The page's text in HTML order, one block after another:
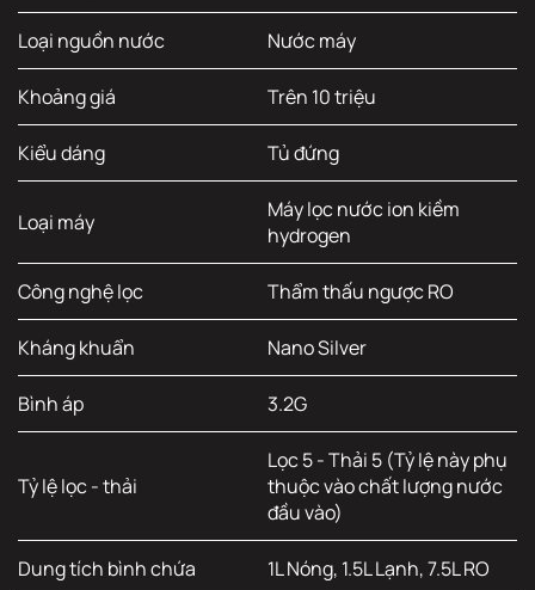
Loại nguồn nước Nước máy
Khoảng giá Trên 10 triệu
Kiểu dáng Tủ đứng
Loại máy
Máy lọc nước ion kiềm
hydrogen
Công nghệ lọc Thẩm thấu ngược RO
Kháng khuẩn Nano Silver
Bình áp 3.2G
Tỷ lệ lọc - thải
Lọc 5 - Thải 5 (Tỷ lệ này phụ
thuộc vào chất lượng nước
đầu vào)
Dung tích bình chứa 1L Nóng, 1.5L Lạnh, 7.5L RO